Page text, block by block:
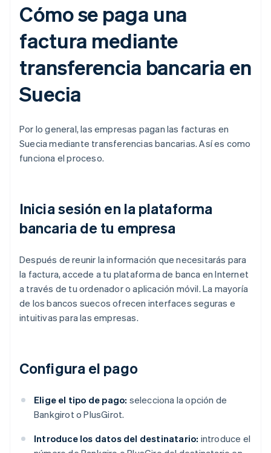
Cómo se paga una
factura mediante
transferencia bancaria en
Suecia
Por lo general, las empresas pagan las facturas en
Suecia mediante transferencias bancarias. Así es como
funciona el proceso.
Inicia sesión en la plataforma
bancaria de tu empresa
Después de reunir la información que necesitarás para
la factura, accede a tu plataforma de banca en Internet
a través de tu ordenador o aplicación móvil. La mayoría
de los bancos suecos ofrecen interfaces seguras e
intuitivas para las empresas.
Configura el pago
Elige el tipo de pago: selecciona la opción de
Bankgirot o PlusGirot.
Introduce los datos del destinatario: introduce el